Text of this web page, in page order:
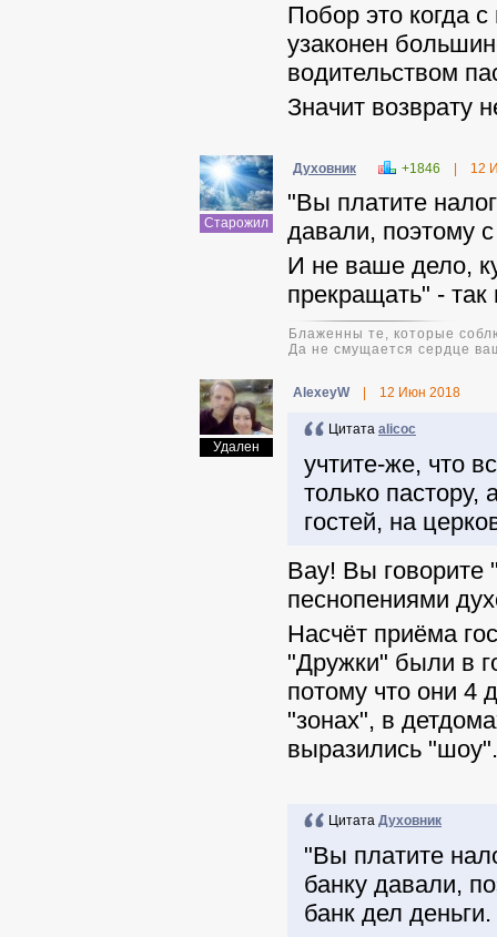
Побор это когда
узаконен
водительством
Значит возврату
Старожил
Духовник +1846 12
"Вы платите
давали, поэтому
И не ваше дело,
прекращать" - так
Блаженны те, которые
Да не смущается сердце
Удален
AlexeyW 12 Июн 2018
Цитата alicoc
учтите-же, что
только пастору,
гостей, на
Вау! Вы говорите
песнопениями
Насчёт приёма
"Дружки" были в
потому что они 4
"зонах", в
выразились
Цитата Духовник
"Вы платите
банку давали,
банк дел